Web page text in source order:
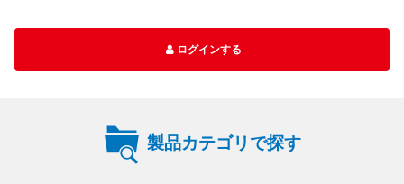
ログインする
製品カテゴリで探す